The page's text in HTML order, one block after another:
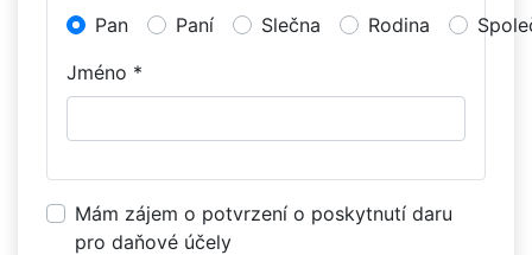
Pan
Paní Slečna Rodina
Jméno *
Mám zájem o potvrzení o poskytnutí daru
pro daňové účely